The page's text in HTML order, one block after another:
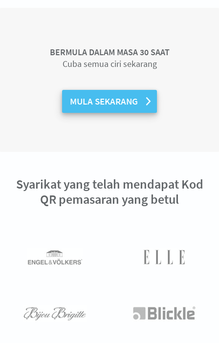
BERMULA DALAM MASA 30 SAAT
Cuba semua ciri sekarang
MULA SEKARANG
Syarikat yang telah mendapat Kod
QR pemasaran yang betul